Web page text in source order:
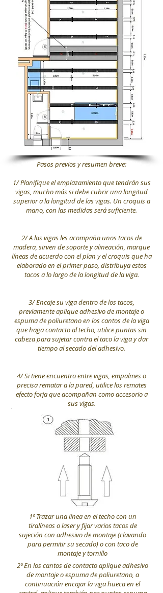
Pasos previos y resumen breve:
1/ Planifique el emplazamiento que tendrán sus
vigas, mucho más si debe cubrir una longitud
superior a la longitud de las vigas. Un croquis a
mano, con las medidas será suficiente.
2/ A las vigas les acompaña unos tacos de
madera, sirven de soporte y alineación, marque
líneas de acuerdo con el plan y el croquis que ha
elaborado en el primer paso, distribuya estos
tacos a lo largo de la longitud de la viga.
3/ Encaje su viga dentro de los tacos,
previamente aplique adhesivo de montaje o
espuma de poliuretano en los cantos de la viga
que haga contacto al techo, utilice puntas sin
cabeza para sujetar contra el taco la viga y dar
tiempo al secado del adhesivo.
4/ Si tiene encuentro entre vigas, empalmes o
precisa rematar a la pared, utilice los remates
efecto forja que acompañan como accesorio a
sus vigas.
1º Trazar una línea en el techo con un
tiralíneas o laser y fijar varios tacos de
sujeción con adhesivo de montaje (clavando
para permitir su secado) o con taco de
montaje y tornillo
2º En los cantos de contacto aplique adhesivo
de montaje o espuma de poliuretano, a
continuación encajar la viga hueca en el